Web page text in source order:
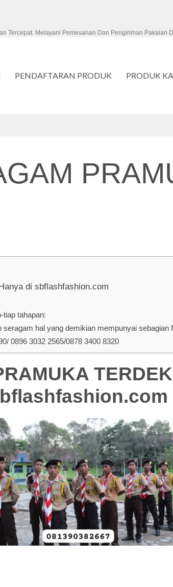
Tercepat. Melayani Pemesanan Dan Pengiriman Pakaian
PENDAFTARAN PRODUK PRODUK
di sbflashfashion.com
tiap tahapan:
hal yang demikian mempunyai sebagian
0896 3032 2565/0878 3400 8320